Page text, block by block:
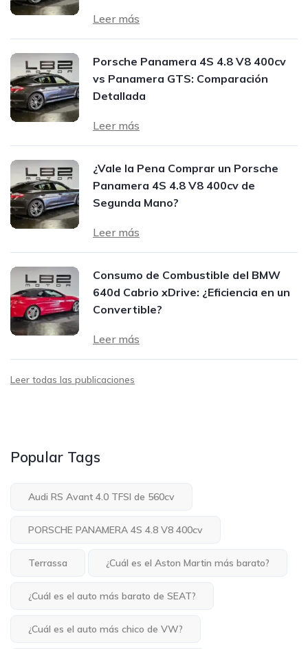
Leer más
Porsche Panamera 4S 4.8 V8 400cv
vs Panamera GTS: Comparación
Detallada
Leer más
¿Vale la Pena Comprar un Porsche
Panamera 4S 4.8 V8 400cv de
Segunda Mano?
Leer más
Consumo de Combustible del BMW
640d Cabrio xDrive: ¿Eficiencia en un
Convertible?
Leer más
Leer todas las publicaciones
Popular Tags
Audi RS Avant 4.0 TFSI de 560cv
PORSCHE PANAMERA 4S 4.8 V8 400cv
Terrassa ¿Cuál es el Aston Martin más barato?
¿Cuál es el auto más barato de SEAT?
¿Cuál es el auto más chico de VW?